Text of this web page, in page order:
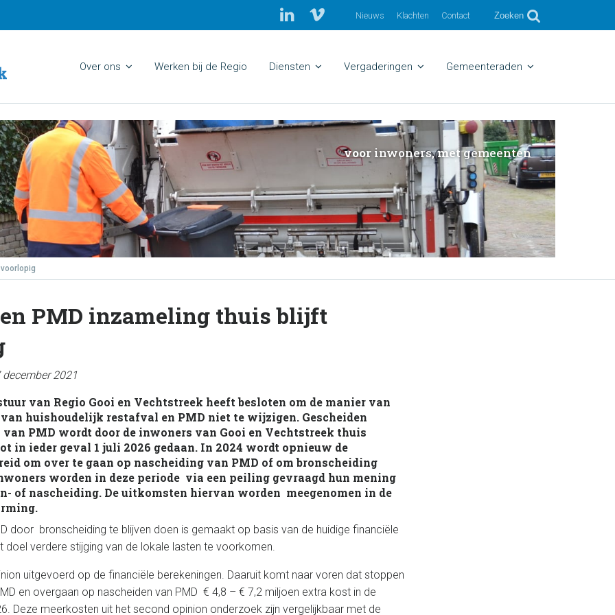
Nieuws Klachten Contact Zoeken
Over ons Werken bij de Regio Diensten Vergaderingen Gemeenteraden
voor inwoners,metgemeenten
PMD inzameling thuis blijft
2021
van Regio Gooi en Vechtstreek heeft besloten om de manier van
huishoudelijk restafval en PMD niet te wijzigen. Gescheiden
PMD wordt door de inwoners van Gooi en Vechtstreek thuis
in ieder geval 1 juli 2026 gedaan. In 2024 wordt opnieuw de
om over te gaan op nascheiding van PMD of om bronscheiding
worden in deze periode via een peiling gevraagd hun mening
of nascheiding. De uitkomsten hiervan worden meegenomen in de
door bronscheiding te blijven doen is gemaakt op basis van de huidige financiële
doel verdere stijging van de lokale lasten te voorkomen.
uitgevoerd op de financiële berekeningen. Daaruit komt naar voren dat stoppen
en overgaan op nascheiden van PMD € 4,8 – € 7,2 miljoen extra kost in de
Deze meerkosten uit het second opinion onderzoek zijn vergelijkbaar met de